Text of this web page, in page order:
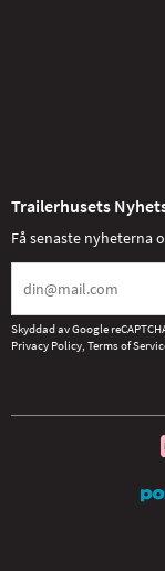
Trailerhusets
Få senaste nyheterna
Skyddad av Google
Privacy Policy, Terms of